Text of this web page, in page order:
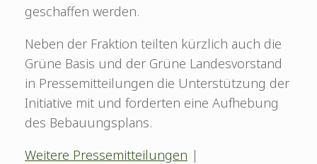
geschaffen werden.
Neben der Fraktion teilten kürzlich auch die
Grüne Basis und der Grüne Landesvorstand
in Pressemitteilungen die Unterstützung der
Initiative mit und forderten eine Aufhebung
des Bebauungsplans.
Weitere Pressemitteilungen |